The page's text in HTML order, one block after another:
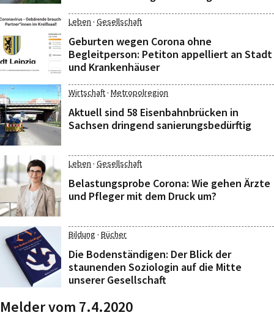
Leben · Gesellschaft
Geburten wegen Corona ohne
Begleitperson: Petiton appelliert an Stadt
und Krankenhäuser
Wirtschaft· Metropolregion
Aktuell sind 58 Eisenbahnbrücken in
Sachsen dringend sanierungsbedürftig
Leben · Gesellschaft
Belastungsprobe Corona: Wie gehen Ärzte
und Pfleger mit dem Druck um?
Bildung · Bücher
Die Bodenständigen: Der Blick der
staunenden Soziologin auf die Mitte
unserer Gesellschaft
Melder vom 7.4.2020